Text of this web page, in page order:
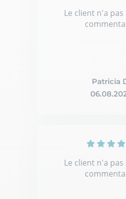
Le client n'a pas
Patricia
Le client n'a pas